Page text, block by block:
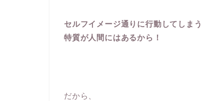
セルフイメージ通りに行動してしまう
特質が人間にはあるから！
だから、